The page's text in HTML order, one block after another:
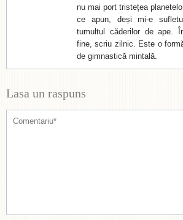
nu mai port tristețea
ce apun, deși mi-e sufletul
tumultul căderilor de ape.
fine, scriu zilnic. Este o
de gimnastică mintală.
Lasa un raspuns